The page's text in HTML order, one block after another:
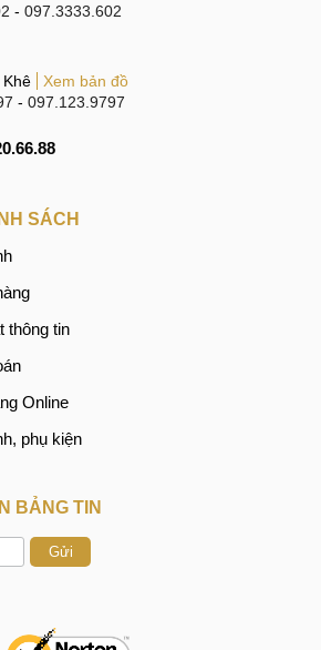
- 097.3333.602
Xem bản đồ
- 097.123.9797
SÁCH
thông tin
Online
phụ kiện
BẢNG TIN
Gửi